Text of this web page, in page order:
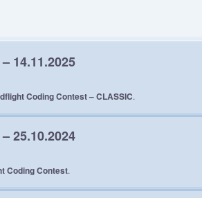
14.11.2025
Coding Contest – CLASSIC.
25.10.2024
Coding Contest.